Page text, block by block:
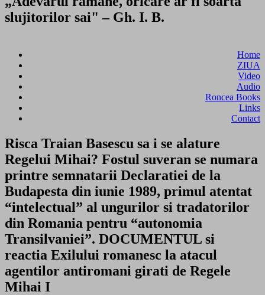
slujitorilor sai" – Gh. I. B.
Home
ZIUA
Video
Audio
Roncea Books
Links
Contact
Risca Traian Basescu sa i se alature
Regelui Mihai? Fostul suveran se numara
printre semnatarii Declaratiei de la
Budapesta din iunie 1989, primul atentat
“intelectual” al ungurilor si tradatorilor
din Romania pentru “autonomia
Transilvaniei”. DOCUMENTUL si
reactia Exilului romanesc la atacul
agentilor antiromani girati de Regele
Mihai I